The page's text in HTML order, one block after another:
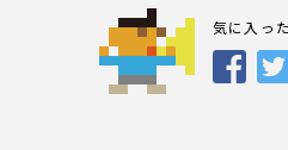
気に入っ